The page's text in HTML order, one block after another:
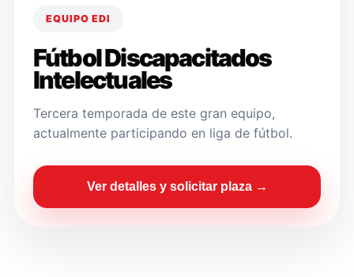
EQUIPO EDI
Fútbol Discapacitados
Intelectuales
Tercera temporada de este gran equipo,
actualmente participando en liga de fútbol.
Ver detalles y solicitar plaza →